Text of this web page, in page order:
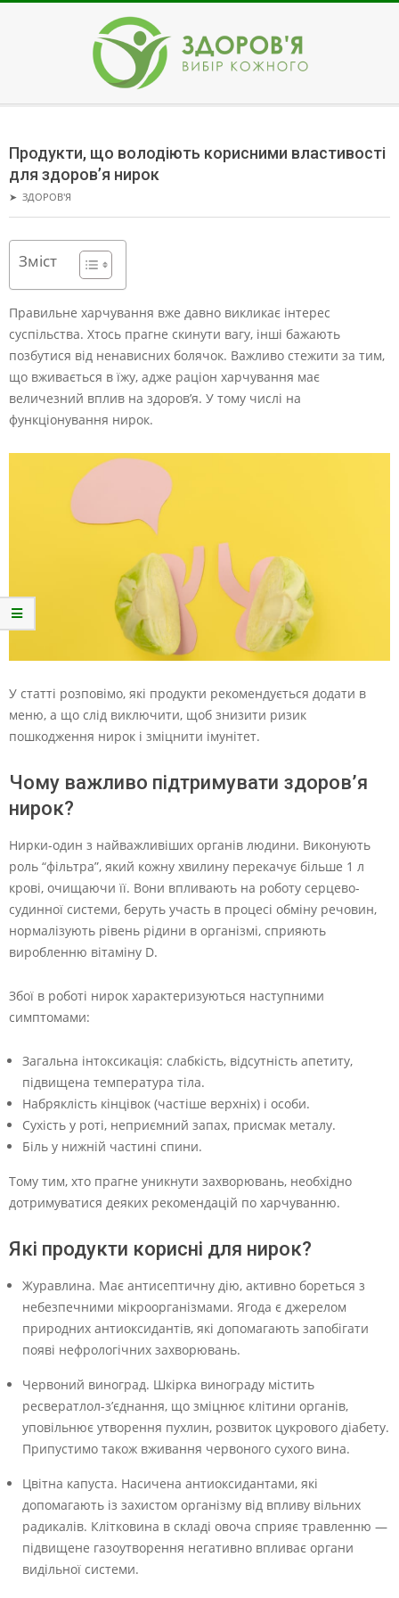
ЗДОРОВ'Я
Menu
Продукти, що володіють корисними властивості
для здоров’я нирок
➤ ЗДОРОВ'Я
Зміст
Правильне харчування вже давно викликає інтерес
суспільства. Хтось прагне скинути вагу, інші бажають
позбутися від ненависних болячок. Важливо стежити за тим,
що вживається в їжу, адже раціон харчування має
величезний вплив на здоров’я. У тому числі на
функціонування нирок.
У статті розповімо, які продукти рекомендується додати в
меню, а що слід виключити, щоб знизити ризик
пошкодження нирок і зміцнити імунітет.
Чому важливо підтримувати здоров’я
нирок?
Нирки-один з найважливіших органів людини. Виконують
роль “фільтра”, який кожну хвилину перекачує більше 1 л
крові, очищаючи її. Вони впливають на роботу серцево-
судинної системи, беруть участь в процесі обміну речовин,
нормалізують рівень рідини в організмі, сприяють
виробленню вітаміну D.
Збої в роботі нирок характеризуються наступними
симптомами:
Загальна інтоксикація: слабкість, відсутність апетиту,
підвищена температура тіла.
Набряклість кінцівок (частіше верхніх) і особи.
Сухість у роті, неприємний запах, присмак металу.
Біль у нижній частині спини.
Тому тим, хто прагне уникнути захворювань, необхідно
дотримуватися деяких рекомендацій по харчуванню.
Які продукти корисні для нирок?
Журавлина. Має антисептичну дію, активно бореться з
небезпечними мікроорганізмами. Ягода є джерелом
природних антиоксидантів, які допомагають запобігати
появі нефрологічних захворювань.
Червоний виноград. Шкірка винограду містить
ресвератлол-з’єднання, що зміцнює клітини органів,
уповільнює утворення пухлин, розвиток цукрового діабету.
Припустимо також вживання червоного сухого вина.
Цвітна капуста. Насичена антиоксидантами, які
допомагають із захистом організму від впливу вільних
радикалів. Клітковина в складі овоча сприяє травленню —
підвищене газоутворення негативно впливає органи
видільної системи.